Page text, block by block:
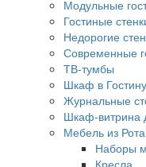
Модульные
Гостиные
Недорогие
Современные
ТВ-тумбы
Шкаф в
Журнальные
Шкаф-витрина
Мебель из
Наборы
Кресла